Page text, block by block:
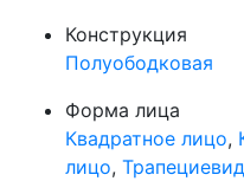
Конструкция
Полуободковая
Форма лица
Квадратное лицо,
лицо,